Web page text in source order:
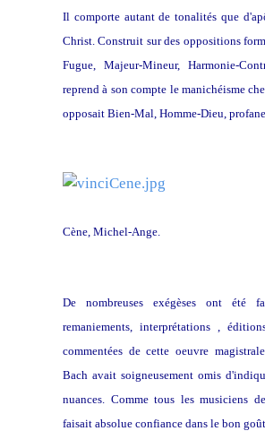
Il comporte autant de tonalités que
Christ. Construit sur des oppositions
Fugue, Majeur-Mineur, Harmonie-
reprend à son compte le manichéisme
opposait Bien-Mal, Homme-Dieu,
Cène, Michel-Ange.
De nombreuses exégèses ont été
remaniements, interprétations ,
commentées de cette oeuvre
Bach avait soigneusement omis
nuances . Comme tous les musiciens
faisait absolue confiance dans le bon